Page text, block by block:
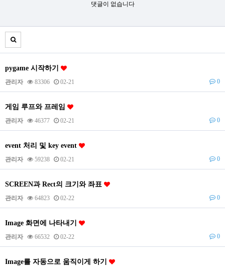
댓글이 없습니다
pygame 시작하기
관리자 83306 02-21 0
게임 루프와 프레임
관리자 46377 02-21 0
event 처리 및 key event
관리자 59238 02-21 0
SCREEN과 Rect의 크기와 좌표
관리자 64823 02-22 0
Image 화면에 나타내기
관리자 66532 02-22 0
Image를 자동으로 움직이게 하기